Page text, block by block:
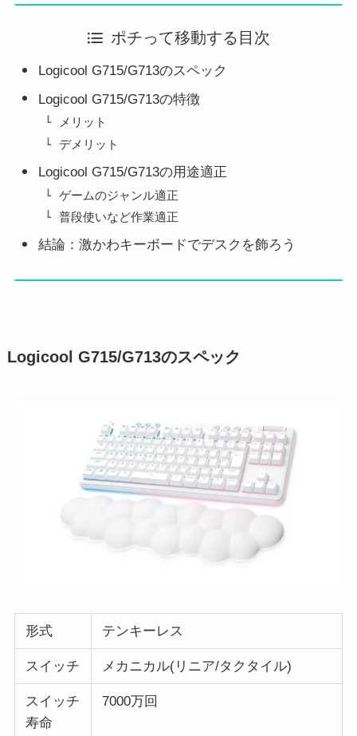
ポチって移動する目次
Logicool G715/G713のスペック
Logicool G715/G713の特徴
メリット
デメリット
Logicool G715/G713の用途適正
ゲームのジャンル適正
普段使いなど作業適正
結論：激かわキーボードでデスクを飾ろう
Logicool G715/G713のスペック
形式 テンキーレス
スイッチ メカニカル(リニア/タクタイル)
スイッチ
寿命
7000万回